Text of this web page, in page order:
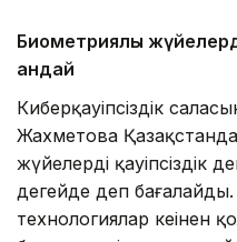
Биометриялық
қандай
Киберқауіпсіздік
Жахметова
жүйелердің қауіпсіздік
деңгейде деп
технологиялар